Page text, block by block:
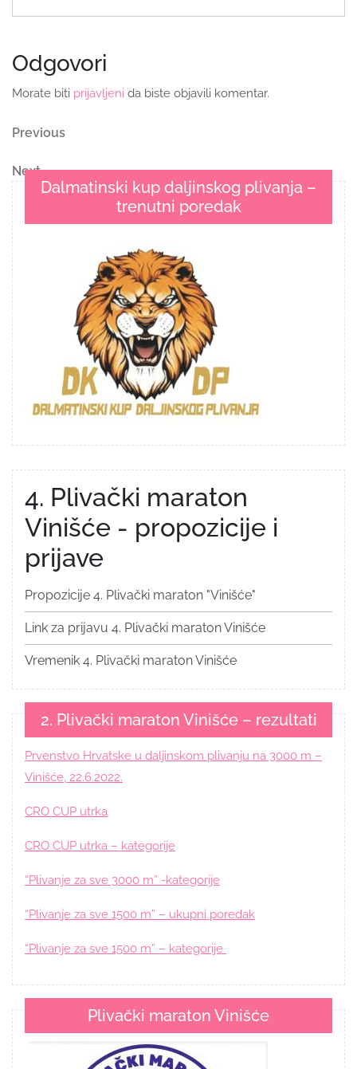
Odgovori
Morate biti prijavljeni da biste objavili komentar.
Navigacija
objava
Previous
Previous
Next
Post
Next
Dalmatinski kup daljinskog plivanja –
trenutni poredak
4. Plivački maraton
Vinišće - propozicije i
prijave
Propozicije 4. Plivački maraton "Vinišće"
Link za prijavu 4. Plivački maraton Vinišće
Vremenik 4. Plivački maraton Vinišće
2. Plivački maraton Vinišće – rezultati
Prvenstvo Hrvatske u daljinskom plivanju na 3000 m –
Vinišće, 22.6.2022.
CRO CUP utrka
CRO CUP utrka – kategorije
“Plivanje za sve 3000 m” -kategorije
“Plivanje za sve 1500 m” – ukupni poredak
“Plivanje za sve 1500 m” – kategorije
Plivački maraton Vinišće